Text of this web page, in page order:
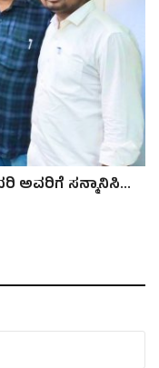
ಅವರಿಗೆ ಸನ್ಮಾನಿಸಿ...